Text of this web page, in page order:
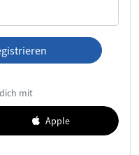
mit
Apple